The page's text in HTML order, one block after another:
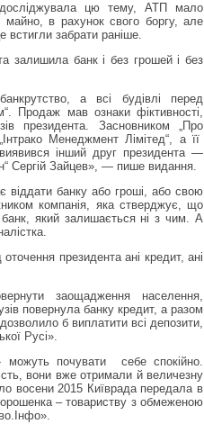
цю тему, АТП мало
майно, в рахунок свого боргу, але
встигли забрати раніше.
залишила банк і без грошей і без
а всі будівлі перед
Продаж мав ознаки фіктивності,
президента. Засновником „Про
Менеджмент Лімітед“, а її
інший друг президента —
Сергій Зайцев», — пише видання.
віддати банку або гроші, або свою
компанія, яка стверджує, що
який залишається ні з чим. А
президента ані кредит, ані
заощадження населення,
повернула банку кредит, а разом
б виплатити всі депозити,
Русі».
можуть почувати себе спокійно.
вони вже отримали й величезну
восени 2015 Київрада передала в
– товариству з обмеженою